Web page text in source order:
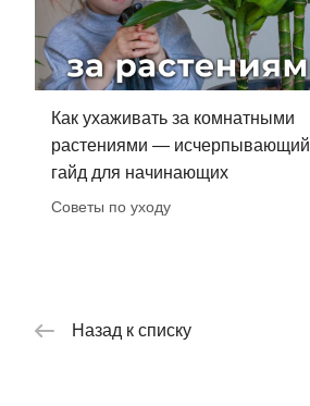
Как ухаживать за комнатными
растениями — исчерпывающий
гайд для начинающих
Советы по уходу
Назад к списку